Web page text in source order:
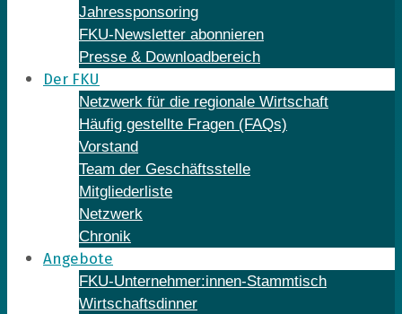
Jahressponsoring
FKU-Newsletter abonnieren
Presse & Downloadbereich
Der FKU
Netzwerk für die regionale Wirtschaft
Häufig gestellte Fragen (FAQs)
Vorstand
Team der Geschäftsstelle
Mitgliederliste
Netzwerk
Chronik
Angebote
FKU-Unternehmer:innen-Stammtisch
Wirtschaftsdinner